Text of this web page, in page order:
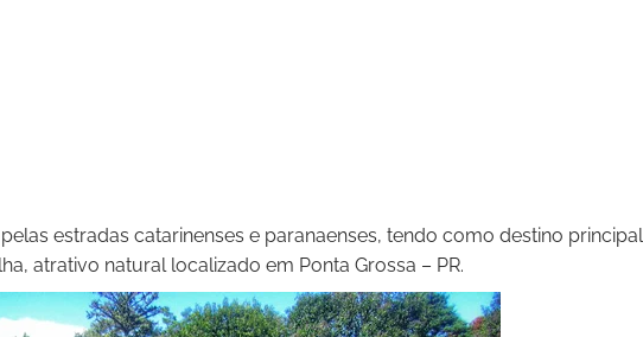
estradas catarinenses e paranaenses, tendo como destino principal
atrativo natural localizado em Ponta Grossa – PR.